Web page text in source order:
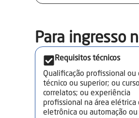
Para ingresso
Requisitos técnicos
Qualificação profissional ou
técnico ou superior; ou
correlatos; ou experiência
profissional na área elétrica
eletrônica ou automação ou